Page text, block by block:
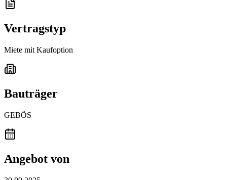
Vertragstyp
Miete mit Kaufoption
Bauträger
GEBÖS
Angebot von